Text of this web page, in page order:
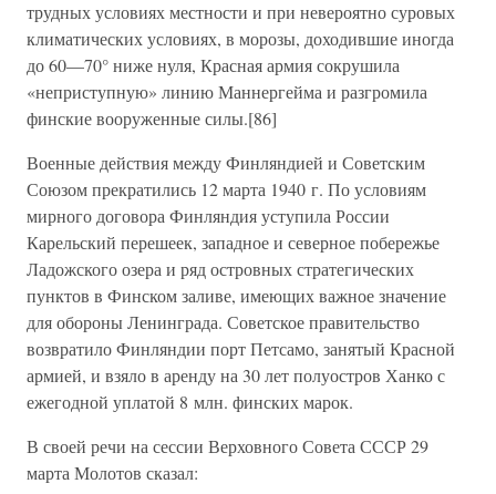
трудных условиях местности и при невероятно суровых
климатических условиях, в морозы, доходившие иногда
до 60—70° ниже нуля, Красная армия сокрушила
«неприступную» линию Маннергейма и разгромила
финские вооруженные силы.[86]
Военные действия между Финляндией и Советским
Союзом прекратились 12 марта 1940 г. По условиям
мирного договора Финляндия уступила России
Карельский перешеек, западное и северное побережье
Ладожского озера и ряд островных стратегических
пунктов в Финском заливе, имеющих важное значение
для обороны Ленинграда. Советское правительство
возвратило Финляндии порт Петсамо, занятый Красной
армией, и взяло в аренду на 30 лет полуостров Ханко с
ежегодной уплатой 8 млн. финских марок.
В своей речи на сессии Верховного Совета СССР 29
марта Молотов сказал: